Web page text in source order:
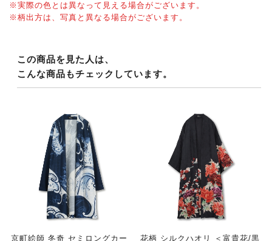
※実際の色とは異なって見える場合がございます。
※柄出方は、写真と異なる場合がございます。
この商品を見た人は、
こんな商品もチェックしています。
京町絵師 冬奇 セミロングカー 花柄 シルクハオリ ＜富貴花/黒